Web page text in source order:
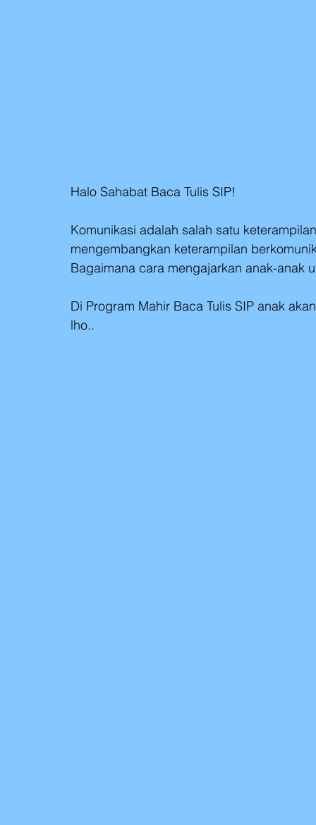
Halo Sahabat Baca Tulis SIP!
Komunikasi adalah salah satu
mengembangkan keterampilan
Bagaimana cara mengajarkan anak-anak
Di Program Mahir Baca Tulis SIP anak
lho..